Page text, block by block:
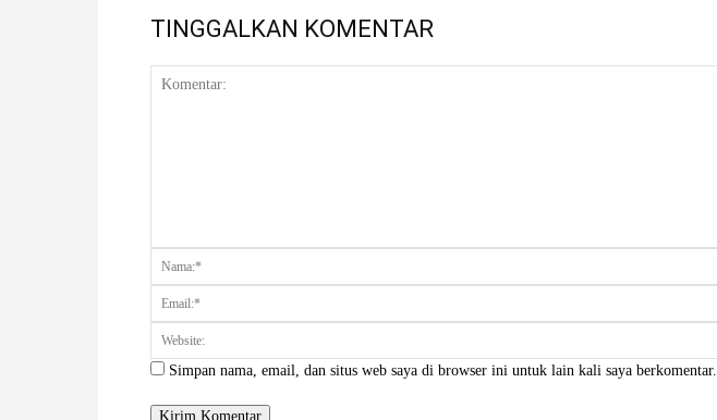
TINGGALKAN KOMENTAR
Komentar:
Simpan nama, email, dan situs web saya di browser ini untuk lain kali saya berkomentar.